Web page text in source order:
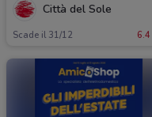
Città del Sole
Scade il 31/12 6.4